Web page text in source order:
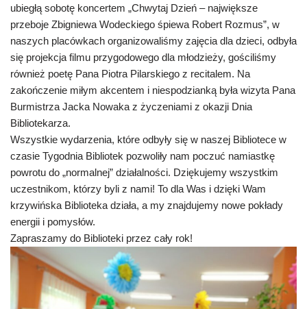
ubiegłą sobotę koncertem „Chwytaj Dzień – największe
przeboje Zbigniewa Wodeckiego śpiewa Robert Rozmus”, w
naszych placówkach organizowaliśmy zajęcia dla dzieci, odbyła
się projekcja filmu przygodowego dla młodzieży, gościliśmy
również poetę Pana Piotra Pilarskiego z recitalem. Na
zakończenie miłym akcentem i niespodzianką była wizyta Pana
Burmistrza Jacka Nowaka z życzeniami z okazji Dnia
Bibliotekarza.
Wszystkie wydarzenia, które odbyły się w naszej Bibliotece w
czasie Tygodnia Bibliotek pozwoliły nam poczuć namiastkę
powrotu do „normalnej” działalności. Dziękujemy wszystkim
uczestnikom, którzy byli z nami! To dla Was i dzięki Wam
krzywińska Biblioteka działa, a my znajdujemy nowe pokłady
energii i pomysłów.
Zapraszamy do Biblioteki przez cały rok!